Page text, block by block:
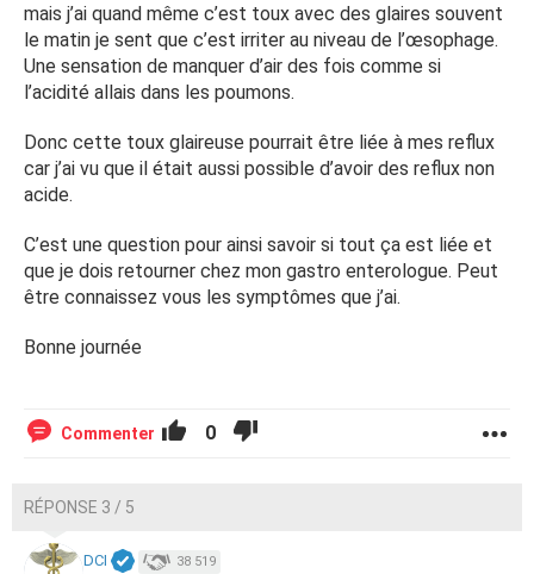
mais j’ai quand même c’est toux avec des glaires souvent
le matin je sent que c’est irriter au niveau de l’œsophage.
Une sensation de manquer d’air des fois comme si
l’acidité allais dans les poumons.
Donc cette toux glaireuse pourrait être liée à mes reflux
car j’ai vu que il était aussi possible d’avoir des reflux non
acide.
C’est une question pour ainsi savoir si tout ça est liée et
que je dois retourner chez mon gastro enterologue. Peut
être connaissez vous les symptômes que j’ai.
Bonne journée
Commenter 0
RÉPONSE 3 / 5
DCI 38 519